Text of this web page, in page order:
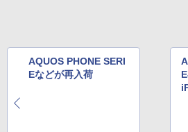
AQUOS PHONE SERI
Eなどが再入荷